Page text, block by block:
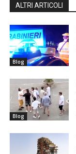
ALTRI ARTICOLI
Blog
Blog